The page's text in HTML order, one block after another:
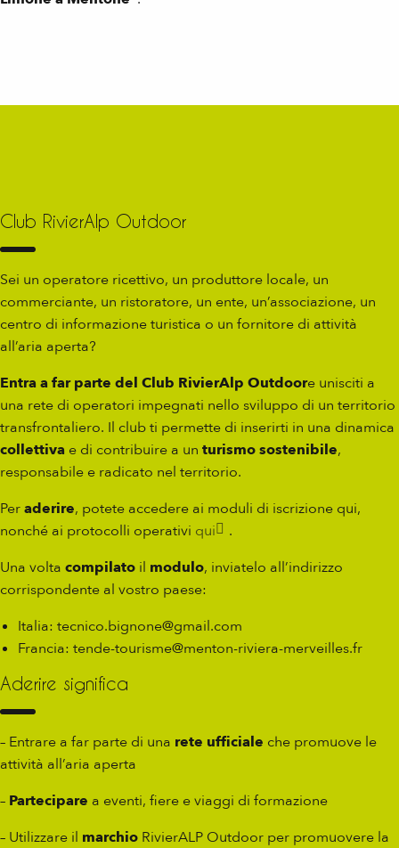
Club RivierAlp Outdoor
Sei un operatore ricettivo, un produttore locale, un
commerciante, un ristoratore, un ente, un’associazione, un
centro di informazione turistica o un fornitore di attività
all’aria aperta?
Entra a far parte del Club RivierAlp Outdoore unisciti a
una rete di operatori impegnati nello sviluppo di un territorio
transfrontaliero. Il club ti permette di inserirti in una dinamica
collettiva e di contribuire a un turismo sostenibile,
responsabile e radicato nel territorio.
Peraderire, potete accedere ai moduli di iscrizione qui,
nonché ai protocolli operativi qui
.
Una volta compilato il modulo, inviatelo all’indirizzo
corrispondente al vostro paese:
Italia: tecnico.bignone@gmail.com
Francia: tende-tourisme@menton-riviera-merveilles.fr
Aderire significa
– Entrare a far parte di una rete ufficiale che promuove le
attività all’aria aperta
– Partecipare a eventi, fiere e viaggi di formazione
– Utilizzare il marchio RivierALP Outdoor per promuovere la